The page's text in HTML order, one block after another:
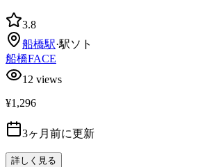
3.8
船橋駅·駅ソト
船橋FACE
12 views
¥1,296
3ヶ月前に更新
詳しく見る